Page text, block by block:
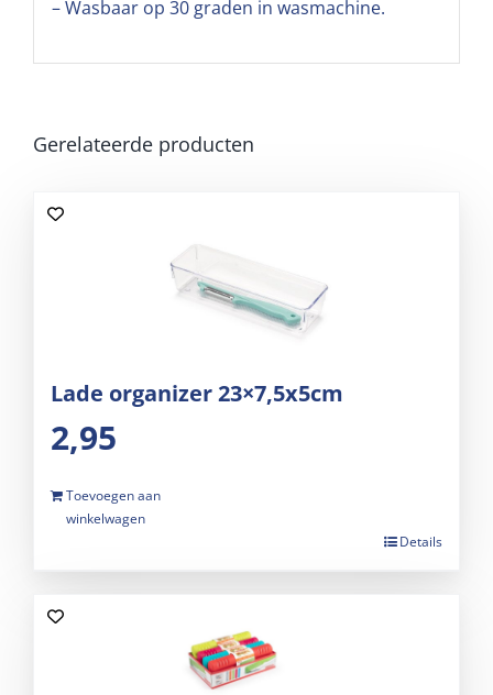
– Wasbaar op 30 graden in wasmachine.
Gerelateerde producten
Lade organizer 23×7,5x5cm
2,95
Toevoegen aan
winkelwagen
Details